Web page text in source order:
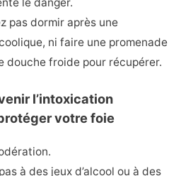
pas dormir après une
ni faire une promenade
douche froide pour récupérer.
l’intoxication
votre foie
à des jeux d’alcool ou à des